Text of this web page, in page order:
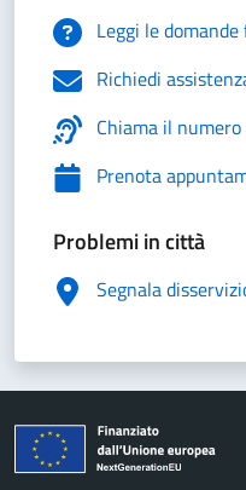
Leggi le
Richiedi
Chiama il
Prenota
Problemi in città
Segnala